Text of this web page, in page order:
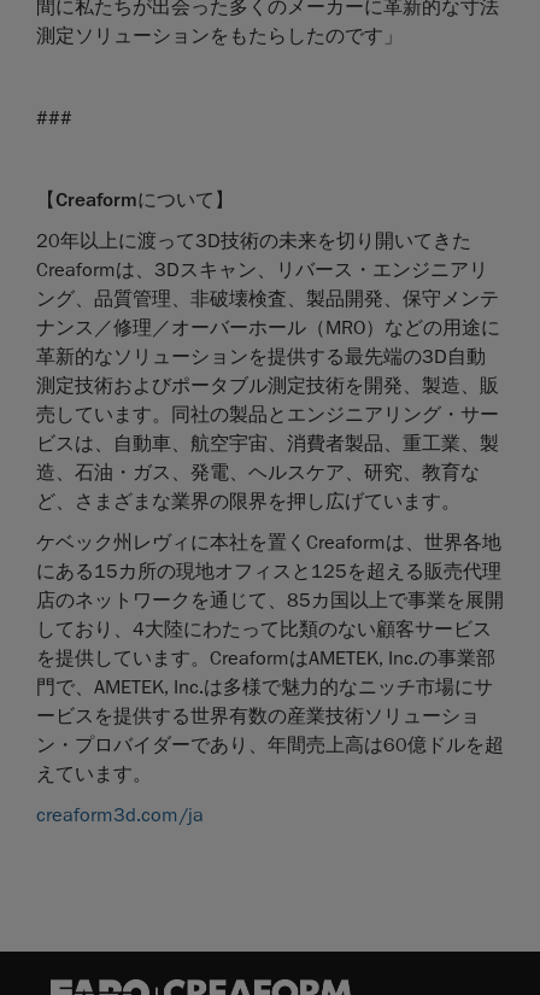
間に私たちが出会った多くのメーカーに革新的な寸法
測定ソリューションをもたらしたのです」
###
【Creaformについて】
20年以上に渡って3D技術の未来を切り開いてきた
Creaformは、3Dスキャン、リバース・エンジニアリ
ング、品質管理、非破壊検査、製品開発、保守メンテ
ナンス／修理／オーバーホール（MRO）などの用途に
革新的なソリューションを提供する最先端の3D自動
測定技術およびポータブル測定技術を開発、製造、販
売しています。同社の製品とエンジニアリング・サー
ビスは、自動車、航空宇宙、消費者製品、重工業、製
造、石油・ガス、発電、ヘルスケア、研究、教育な
ど、さまざまな業界の限界を押し広げています。
ケベック州レヴィに本社を置くCreaformは、世界各地
にある15カ所の現地オフィスと125を超える販売代理
店のネットワークを通じて、85カ国以上で事業を展開
しており、4大陸にわたって比類のない顧客サービス
を提供しています。CreaformはAMETEK, Inc.の事業部
門で、AMETEK, Inc.は多様で魅力的なニッチ市場にサ
ービスを提供する世界有数の産業技術ソリューショ
ン・プロバイダーであり、年間売上高は60億ドルを超
えています。
creaform3d.com/ja